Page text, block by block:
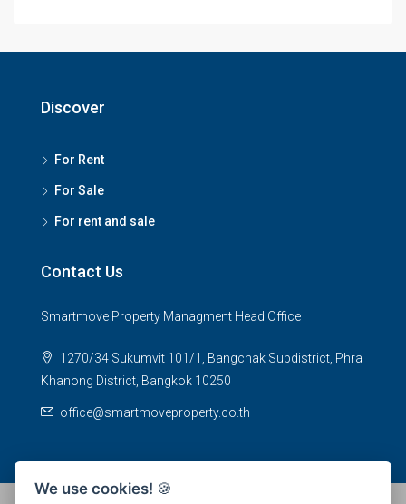
Discover
For Rent
For Sale
For rent and sale
Contact Us
Smartmove Property Managment Head Office
1270/34 Sukumvit 101/1, Bangchak Subdistrict, Phra
Khanong District, Bangkok 10250
office@smartmoveproperty.co.th
We use cookies! 🍪